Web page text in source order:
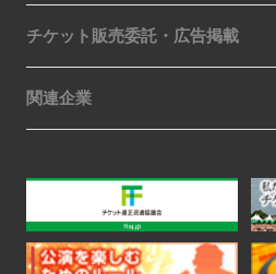
チケット販売委託・広告掲載
関連企業